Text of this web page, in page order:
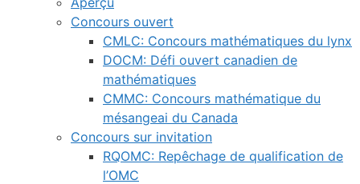
Concours ouvert
CMLC: Concours mathématiques du lynx
DOCM: Défi ouvert canadien de
mathématiques
CMMC: Concours mathématique du
mésangeai du Canada
Concours sur invitation
RQOMC: Repêchage de qualification de
l’OMC